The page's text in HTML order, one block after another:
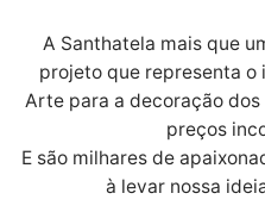
A Santhatela mais que
projeto que representa o
Arte para a decoração
preços
E são milhares de
à levar nossa